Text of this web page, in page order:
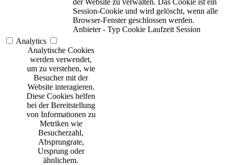
der Website zu verwalten. Das Cookie ist ein
Session-Cookie und wird gelöscht, wenn alle
Browser-Fenster geschlossen werden.
Anbieter - Typ Cookie Laufzeit Session
Analytics
Analytische Cookies
werden verwendet,
um zu verstehen, wie
Besucher mit der
Website interagieren.
Diese Cookies helfen
bei der Bereitstellung
von Informationen zu
Metriken wie
Besucherzahl,
Absprungrate,
Ursprung oder
ähnlichem.